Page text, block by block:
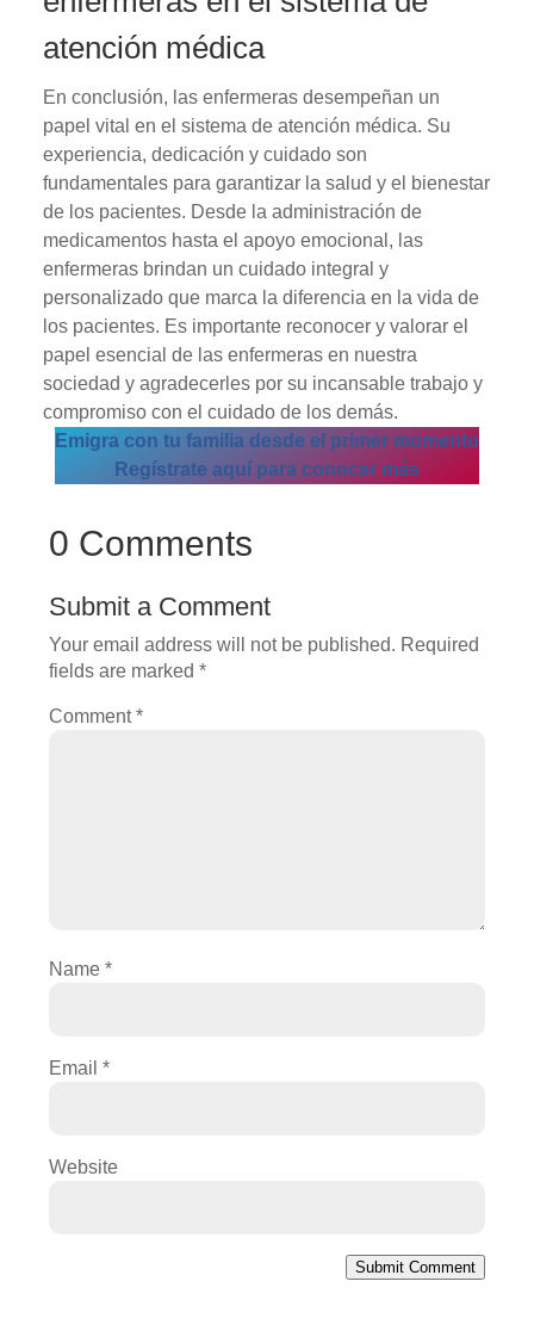
atención médica
En conclusión, las enfermeras desempeñan un
papel vital en el sistema de atención médica. Su
experiencia, dedicación y cuidado son
fundamentales para garantizar la salud y el bienestar
de los pacientes. Desde la administración de
medicamentos hasta el apoyo emocional, las
enfermeras brindan un cuidado integral y
personalizado que marca la diferencia en la vida de
los pacientes. Es importante reconocer y valorar el
papel esencial de las enfermeras en nuestra
sociedad y agradecerles por su incansable trabajo y
compromiso con el cuidado de los demás.
Emigra con tu familia desde el primer momento
Regístrate aquí para conocer más
0 Comments
Submit a Comment
Your email address will not be published. Required
fields are marked*
Comment*
Name*
Email*
Website
Submit Comment